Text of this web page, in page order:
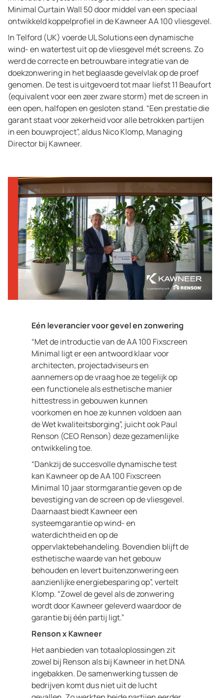
Minimal Curtain Wall 50 door middel van een speciaal
ontwikkeld koppelprofiel in de Kawneer AA 100 vliesgevel.
In Telford (UK) voerde UL Solutions een dynamische
wind- en watertest uit op de vliesgevel mét screens. Zo
werd de correcte en betrouwbare integratie van de
doekzonwering in het beglaasde gevelvlak op de proef
genomen. De test is uitgevoerd tot maar liefst 11 Beaufort
(equivalent voor een zeer zware storm) met de screen in
een open, halfopen en gesloten stand. “Een prestatie die
garant staat voor zekerheid voor alle betrokken partijen
in een bouwproject”, aldus Nico Klomp, Managing
Director bij Kawneer.
Eén leverancier voor gevel en zonwering
“Met de introductie van de AA 100 Fixscreen
Minimal ligt er een antwoord klaar voor
architecten, projectadviseurs en
aannemers op de vraag hoe ze tegelijk op
een functionele als esthetische manier
hittestress in gebouwen kunnen
voorkomen en hoe ze kunnen voldoen aan
de Wet kwaliteitsborging”, juicht ook Paul
Renson (CEO Renson) deze gezamenlijke
ontwikkeling toe.
“Dankzij de succesvolle dynamische test
kan Kawneer op de AA 100 Fixscreen
Minimal 10 jaar stormgarantie geven op de
bevestiging van de screen op de vliesgevel.
Daarnaast biedt Kawneer een
systeemgarantie op wind- en
waterdichtheid en op de
oppervlaktebehandeling. Bovendien blijft de
esthetische waarde van het gebouw
behouden en levert buitenzonwering een
aanzienlijke energiebesparing op”, vertelt
Klomp. “Zowel de gevel als de zonwering
wordt door Kawneer geleverd waardoor de
garantie bij één partij ligt.”
Renson x Kawneer
Het aanbieden van totaaloplossingen zit
zowel bij Renson als bij Kawneer in het DNA
ingebakken. De samenwerking tussen de
bedrijven komt dus niet uit de lucht